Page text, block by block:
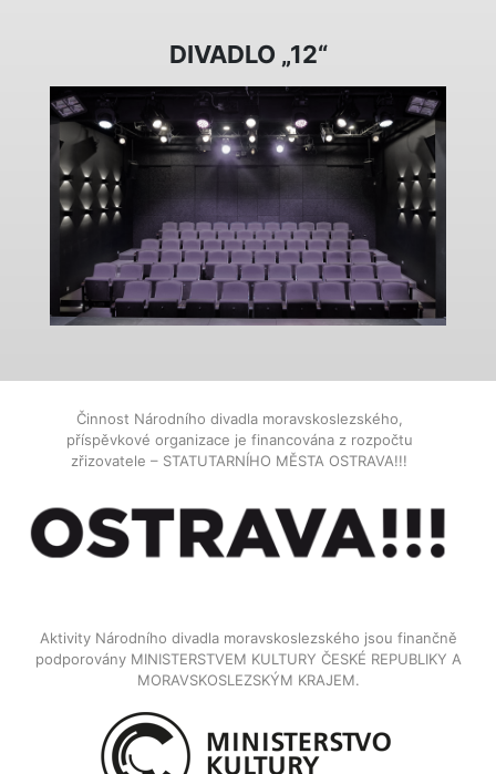
DIVADLO „12“
Činnost Národního divadla moravskoslezského,
příspěvkové organizace je financována z rozpočtu
zřizovatele – STATUTARNÍHO MĚSTA OSTRAVA!!!
Aktivity Národního divadla moravskoslezského jsou finančně
podporovány MINISTERSTVEM KULTURY ČESKÉ REPUBLIKY A
MORAVSKOSLEZSKÝM KRAJEM.